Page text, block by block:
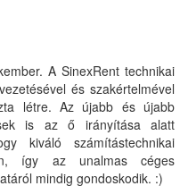
A SinexRent technikai
és szakértelmével
létre. Az újabb és újabb
is az ő irányítása alatt
kiváló számítástechnikai
így az unalmas céges
mindig gondoskodik. :)